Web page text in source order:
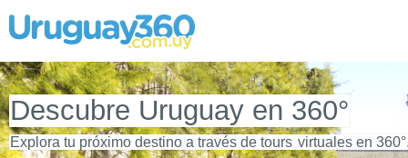
Descubre Uruguay en 360°
Explora tu próximo destino a través de tours virtuales en